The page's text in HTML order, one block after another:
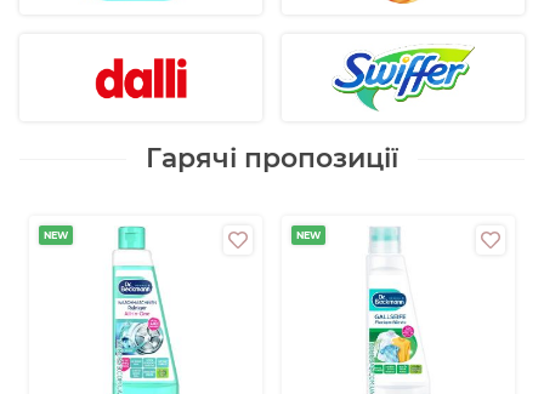
Гарячі пропозиції
NEW NEW